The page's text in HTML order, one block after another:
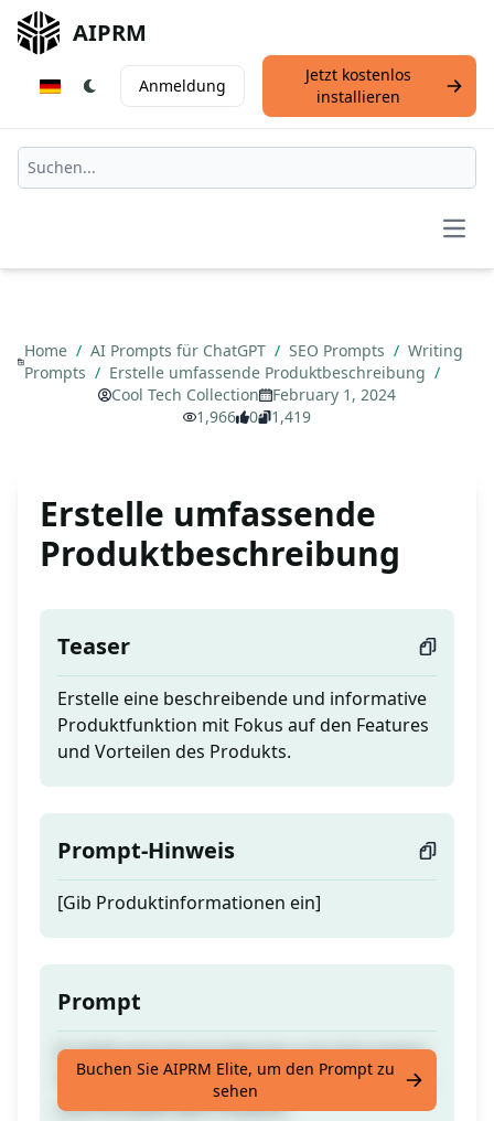
AIPRM
Anmeldung
Jetzt kostenlos
installieren
Home / AI Prompts für ChatGPT / SEO Prompts / Writing
Prompts / Erstelle umfassende Produktbeschreibung /
Cool Tech Collection
February 1, 2024
1,966
0 1,419
Erstelle umfassende
Produktbeschreibung
Teaser
Erstelle eine beschreibende und informative
Produktfunktion mit Fokus auf den Features
und Vorteilen des Produkts.
Prompt-Hinweis
[Gib Produktinformationen ein]
Prompt
Erstelle eine beschreibende und informative
Produktfunktion mit Fokus auf den Features
und Vorteilen des Produkts.
Buchen Sie AIPRM Elite, um den Prompt zu
sehen